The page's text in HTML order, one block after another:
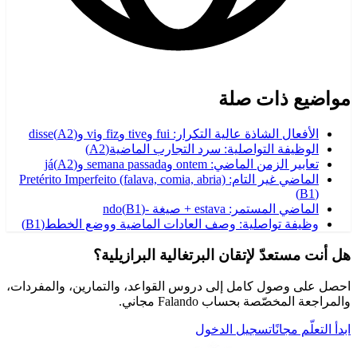
مواضيع ذات صلة
الأفعال الشاذة عالية التكرار: fui وtive وfiz وvi وdisse (A2)
الوظيفة التواصلية: سرد التجارب الماضية(
A2
)
تعابير الزمن الماضي: ontem وsemana passada وjá
(A2)
الماضي غير التام: Pretérito Imperfeito (falava, comia, abria)
(B1)
الماضي المستمر: estava + صيغة -ndo
(B1)
وظيفة تواصلية: وصف العادات الماضية ووضع الخطط(
B1
)
هل أنت مستعدّ لإتقان البرتغالية البرازيلية؟
احصل على وصول كامل إلى دروس القواعد، والتمارين، والمفردات،
والمراجعة المخصّصة بحساب Falando مجاني.
ابدأ التعلّم مجانًاتسجيل الدخول